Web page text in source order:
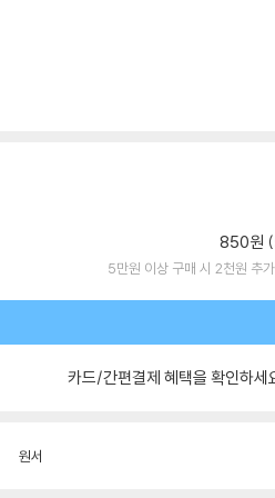
850원
5만원 이상 구매 시 2천원 추
카드/간편결제 혜택을 확인하세
원서